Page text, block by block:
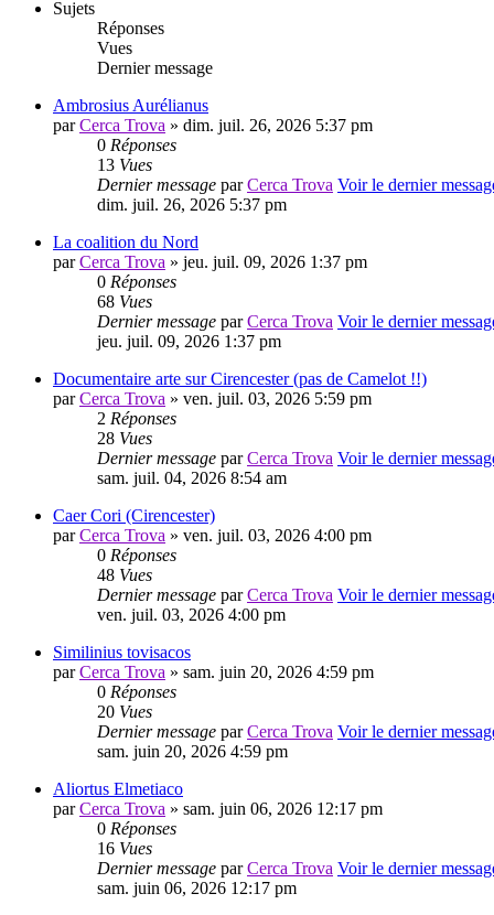
Sujets
Réponses
Vues
Dernier message
Ambrosius Aurélianus
parCerca Trova » dim. juil. 26, 2026 5:37 pm
0 Réponses
13 Vues
Dernier message parCerca Trova Voir le dernier
dim. juil. 26, 2026 5:37 pm
La coalition du Nord
parCerca Trova » jeu. juil. 09, 2026 1:37 pm
0 Réponses
68 Vues
Dernier message parCerca Trova Voir le dernier
jeu. juil. 09, 2026 1:37 pm
Documentaire arte sur Cirencester (pas de Camelot !!)
parCerca Trova » ven. juil. 03, 2026 5:59 pm
2 Réponses
28 Vues
Dernier message parCerca Trova Voir le dernier
sam. juil. 04, 2026 8:54 am
Caer Cori (Cirencester)
parCerca Trova » ven. juil. 03, 2026 4:00 pm
0 Réponses
48 Vues
Dernier message parCerca Trova Voir le dernier
ven. juil. 03, 2026 4:00 pm
Similinius tovisacos
parCerca Trova » sam. juin 20, 2026 4:59 pm
0 Réponses
20 Vues
Dernier message parCerca Trova Voir le dernier
sam. juin 20, 2026 4:59 pm
Aliortus Elmetiaco
parCerca Trova » sam. juin 06, 2026 12:17 pm
0 Réponses
16 Vues
Dernier message parCerca Trova Voir le dernier
sam. juin 06, 2026 12:17 pm